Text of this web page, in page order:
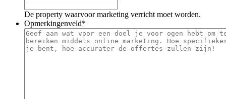
De property waarvoor marketing verricht moet worden.
Opmerkingenveld*